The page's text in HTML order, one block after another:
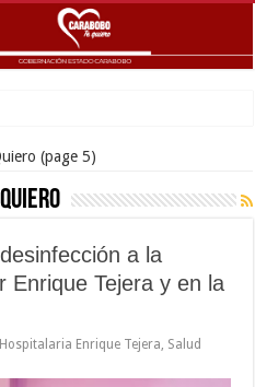
(page 5)
a la
Enrique Tejera y en la
Enrique Tejera Salud